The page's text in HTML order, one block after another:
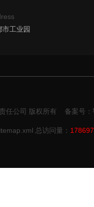
市工业园
任公司 版权所有 备案号
总访问量： 178697